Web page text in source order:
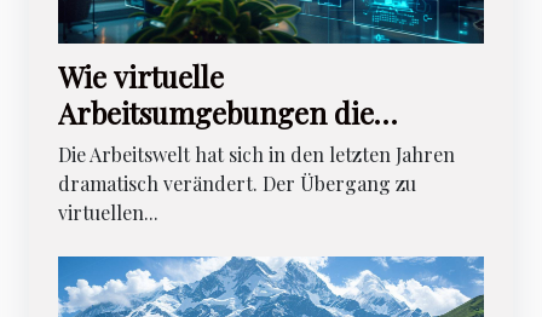
Wie virtuelle
Arbeitsumgebungen die
Führungskompetenzen
beeinflussen
Die Arbeitswelt hat sich in den letzten Jahren
dramatisch verändert. Der Übergang zu
virtuellen...